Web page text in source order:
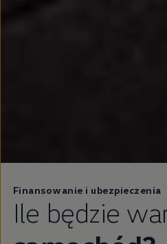
Finansowanie i ubezpieczenia
Ile będzie